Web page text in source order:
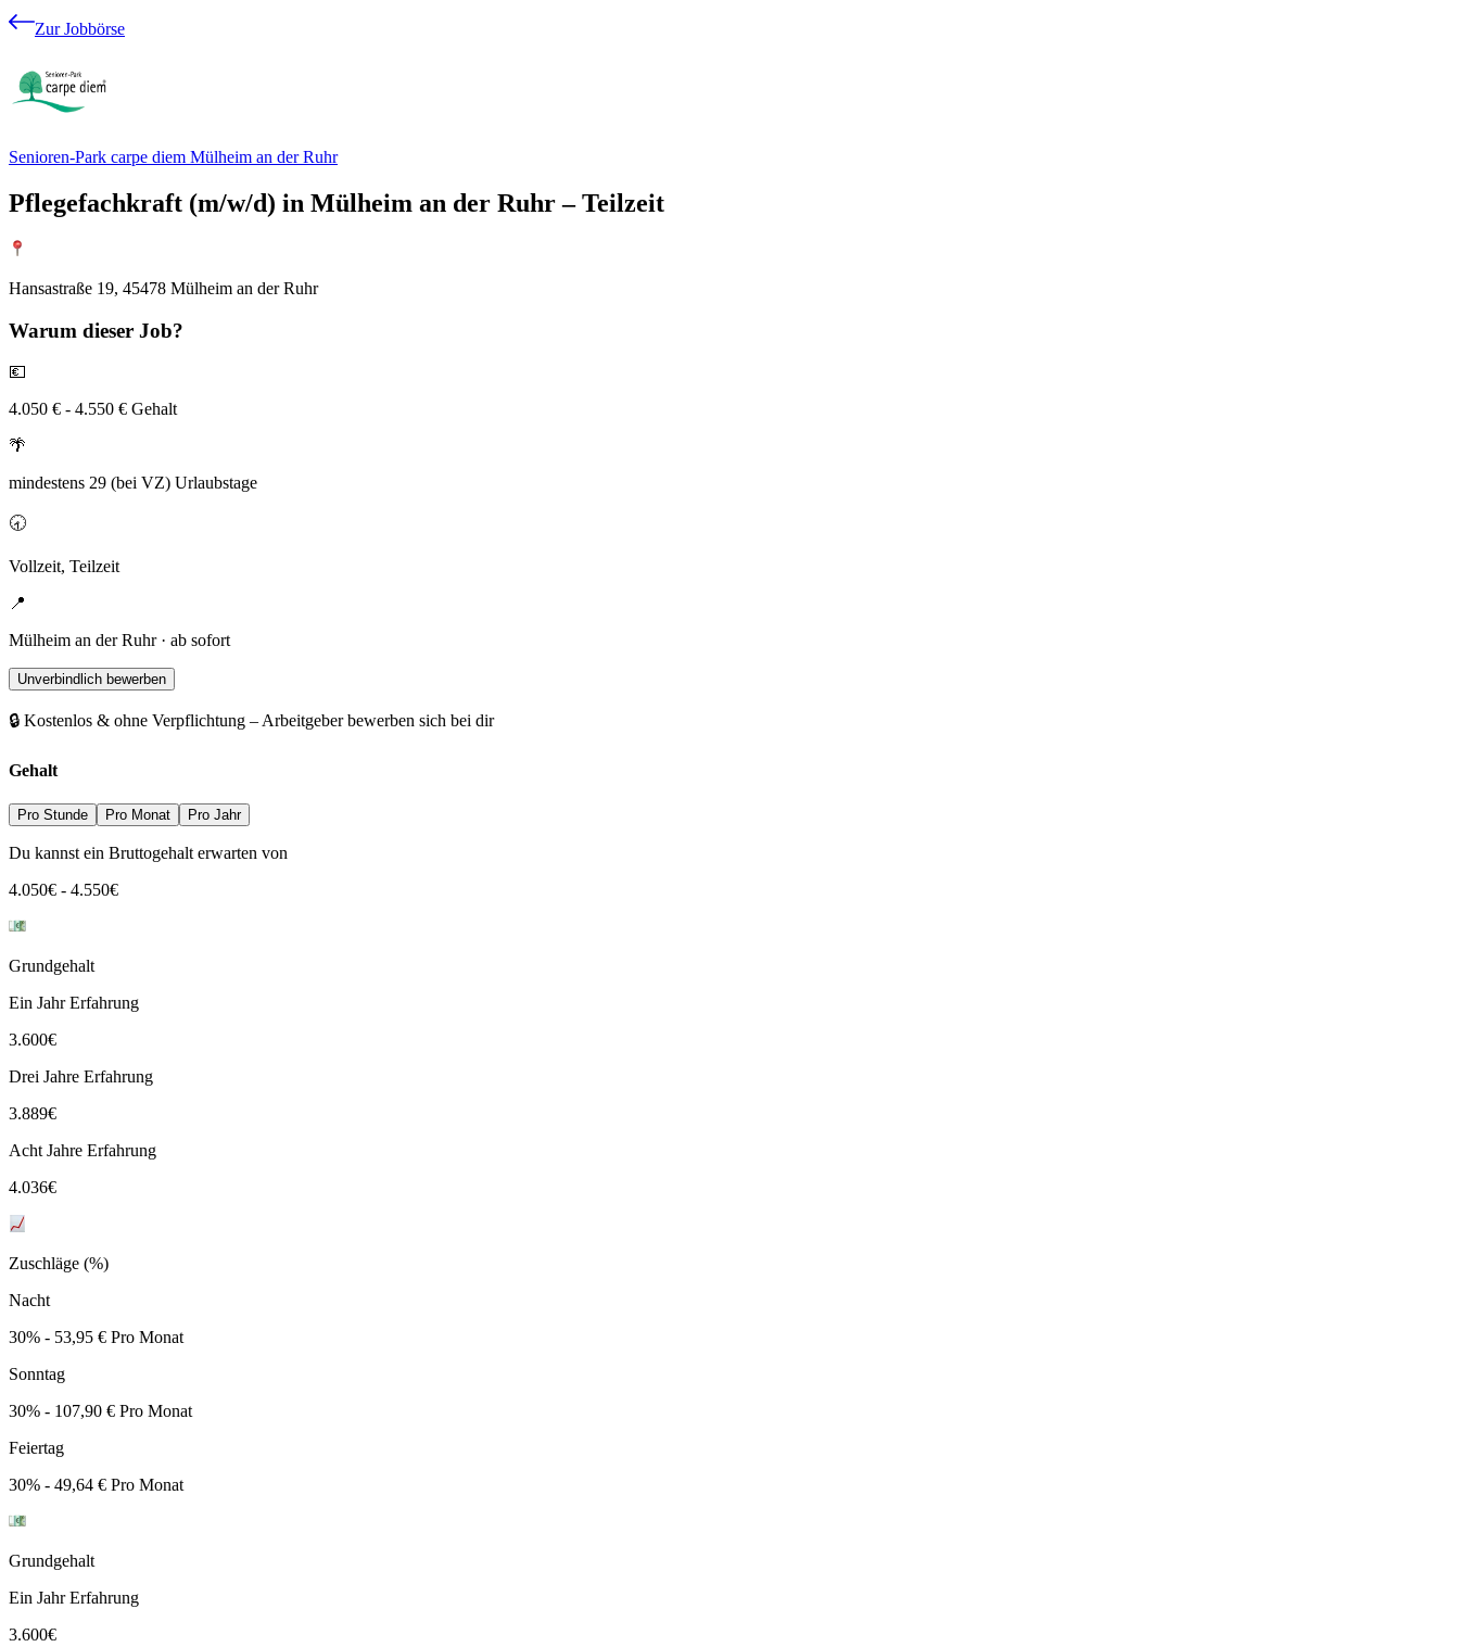
Zur Jobbörse
Senioren-Park carpe diem Mülheim an der Ruhr
Pflegefachkraft (m/w/d) in Mülheim an der Ruhr – Teilzeit
Hansastraße 19, 45478 Mülheim an der Ruhr
Warum dieser Job?
💶
4.050 € - 4.550 € Gehalt
🌴
mindestens 29 (bei VZ) Urlaubstage
🕣
Vollzeit, Teilzeit
📍
Mülheim an der Ruhr · ab sofort
Unverbindlich bewerben
🔒 Kostenlos & ohne Verpflichtung – Arbeitgeber bewerben sich bei dir
Gehalt
Pro Stunde Pro Monat Pro Jahr
Du kannst ein Bruttogehalt erwarten von
4.050€ - 4.550€
Grundgehalt
Ein Jahr Erfahrung
3.600€
Drei Jahre Erfahrung
3.889€
Acht Jahre Erfahrung
4.036€
Zuschläge (%)
Nacht
30% - 53,95 € Pro Monat
Sonntag
30% - 107,90 € Pro Monat
Feiertag
30% - 49,64 € Pro Monat
Grundgehalt
Ein Jahr Erfahrung
3.600€